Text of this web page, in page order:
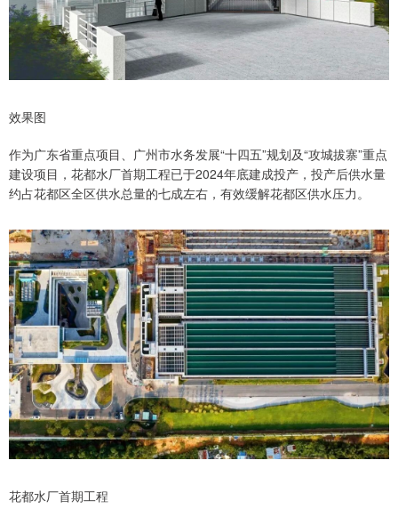
效果图
作为广东省重点项目、广州市水务发展“十四五”规划及“攻城拔寨”重点
建设项目，花都水厂首期工程已于2024年底建成投产，投产后供水量
约占花都区全区供水总量的七成左右，有效缓解花都区供水压力。
花都水厂首期工程